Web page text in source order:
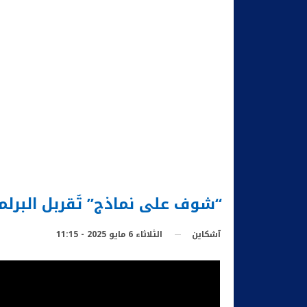
“شوف على نماذج” تُقربل
آشكاين الثلاثاء 6 مايو 2025 - 11:15